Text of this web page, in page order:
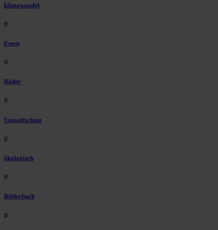
klimawandel
#
Essen
#
Räder
#
Umweltschutz
#
ökologisch
#
Bilderbuch
#